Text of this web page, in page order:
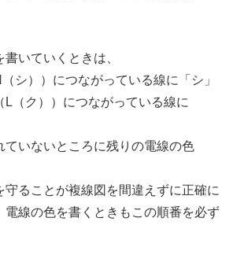
いていくときは、
シ））につながっている線に「シ」
L（ク））につながっている線に
ていないところに残りの電線の色
守ることが複線図を間違えずに正確に
電線の色を書くときもこの順番を必ず